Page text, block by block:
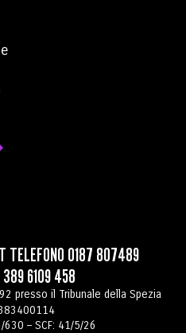
TELEFONO 0187 807489
389 6109 458
presso il Tribunale della Spezia
630 – SCF: 41/5/26